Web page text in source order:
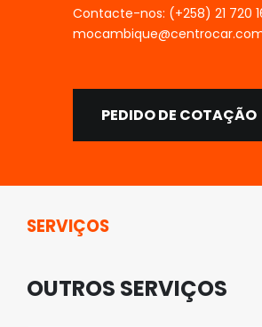
Contacte-nos: (+258) 21 720
PEDIDO DE COTAÇÃO
SERVIÇOS
OUTROS SERVIÇOS